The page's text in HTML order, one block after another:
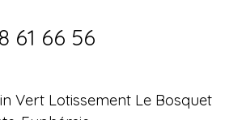
61 66 56
Vert Lotissement Le Bosquet